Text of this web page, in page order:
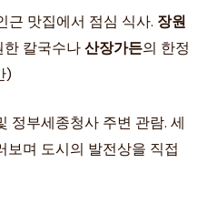
근 맛집에서 점심 식사. 장원
한 칼국수나산장가든의 한정
)
정부세종청사 주변 관람. 세
보며 도시의 발전상을 직접